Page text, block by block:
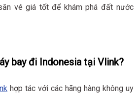
vé giá tốt để khám phá đất nước
bay đi Indonesia tại Vlink?
hợp tác với các hãng hàng không uy